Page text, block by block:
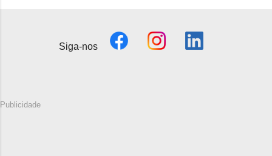
Siga-nos
Publicidade